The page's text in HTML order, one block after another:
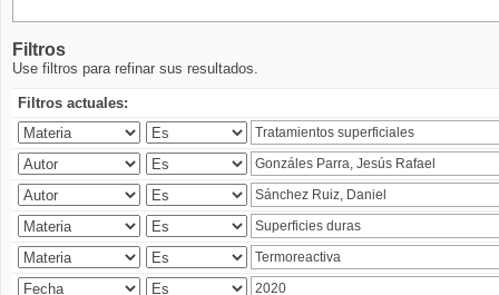
Filtros
Use filtros para refinar sus resultados.
Filtros actuales: